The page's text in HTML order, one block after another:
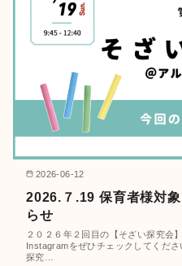
2026-06-12
2026.７.19 保育者様対
らせ
２０２６年２回目の【そざい探究会
Instagramをぜひチェックしてくだ
探究…